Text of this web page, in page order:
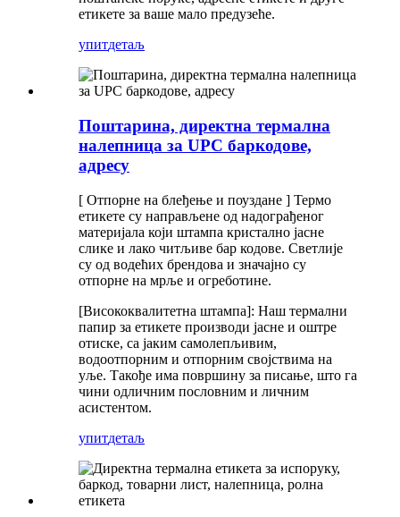
етикете за ваше мало предузеће.
упитдетаљ
Поштарина, директна термална
налепница за UPC баркодове,
адресу
[ Отпорне на блеђење и поуздане ] Термо
етикете су направљене од надограђеног
материјала који штампа кристално јасне
слике и лако читљиве бар кодове. Светлије
су од водећих брендова и значајно су
отпорне на мрље и огреботине.
[Висококвалитетна штампа]: Наш термални
папир за етикете производи јасне и оштре
отиске, са јаким самолепљивим,
водоотпорним и отпорним својствима на
уље. Такође има површину за писање, што га
чини одличним пословним и личним
асистентом.
упитдетаљ